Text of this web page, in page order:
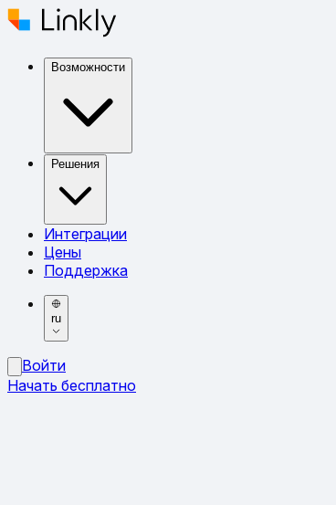
Возможности
Решения
Интеграции
Цены
Поддержка
ru
Войти
Начать бесплатно